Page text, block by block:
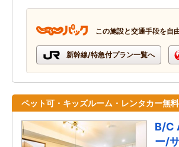
この施設と交通手段を自
新幹線/特急付プラン一覧へ
ペット可・キッズルーム・レンタカー無
B/C
ー/